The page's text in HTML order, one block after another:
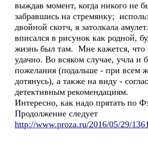
выждав момент, когда никого не
забравшись на стремянку;
двойной скотч, я затолкала
вписался в рисунок как родной,
жизнь был там. Мне кажется, что
удачно. Во всяком случае, учла и
пожелания (подальше - при всем
дотянусь), а также на виду -
детективным рекомендациям.
Интересно, как надо прятать по
Продолжение следует
http://www.proza.ru/2016/05/29/